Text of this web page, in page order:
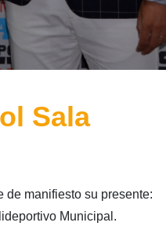
Sala
de manifiesto su presente:
Municipal.